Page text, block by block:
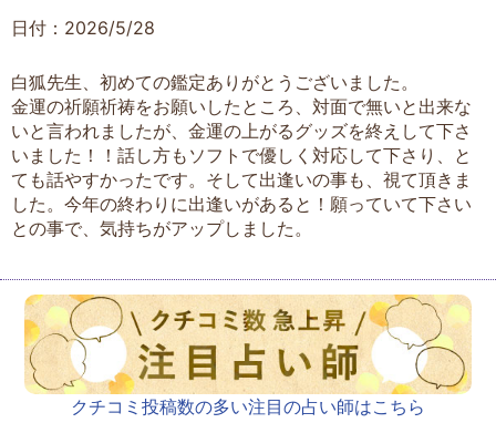
日付：2026/5/28
白狐先生、初めての鑑定ありがとうございました。
金運の祈願祈祷をお願いしたところ、対面で無いと出来な
いと言われましたが、金運の上がるグッズを終えして下さ
いました！！話し方もソフトで優しく対応して下さり、と
ても話やすかったです。そして出逢いの事も、視て頂きま
した。今年の終わりに出逢いがあると！願っていて下さい
との事で、気持ちがアップしました。
クチコミ投稿数の多い注目の占い師はこちら